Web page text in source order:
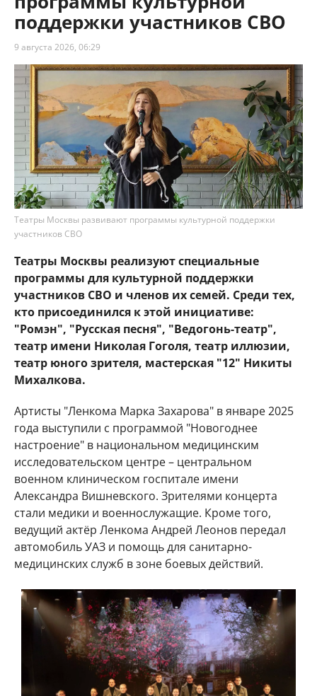
поддержки участников СВО
9 августа 2026, 06:29
Театры Москвы развивают программы культурной поддержки
участников СВО
Театры Москвы реализуют специальные
программы для культурной поддержки
участников СВО и членов их семей. Среди тех,
кто присоединился к этой инициативе:
"Ромэн", "Русская песня", "Ведогонь-театр",
театр имени Николая Гоголя, театр иллюзии,
театр юного зрителя, мастерская "12" Никиты
Михалкова.
Артисты "Ленкома Марка Захарова" в январе 2025
года выступили с программой "Новогоднее
настроение" в национальном медицинским
исследовательском центре – центральном
военном клиническом госпитале имени
Александра Вишневского. Зрителями концерта
стали медики и военнослужащие. Кроме того,
ведущий актёр Ленкома Андрей Леонов передал
автомобиль УАЗ и помощь для санитарно-
медицинских служб в зоне боевых действий.